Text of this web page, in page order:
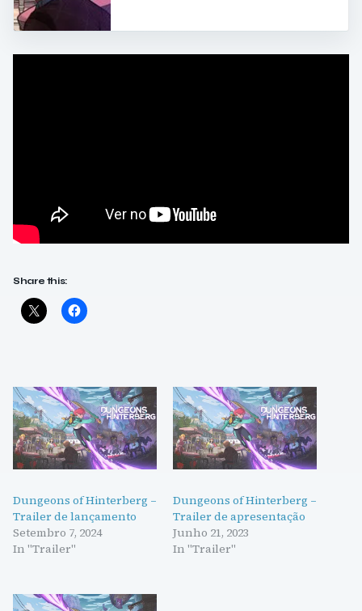
Share this:
Dungeons of Hinterberg –
Trailer de lançamento
Setembro 7, 2024
In "Trailer"
Dungeons of Hinterberg –
Trailer de apresentação
Junho 21, 2023
In "Trailer"